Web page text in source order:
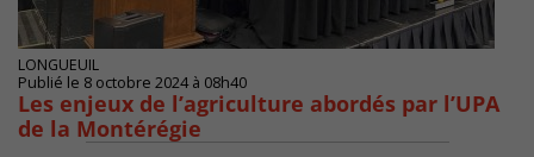
LONGUEUIL
Publié le 8 octobre 2024 à 08h40
Les enjeux de l’agriculture abordés par l’UPA
de la Montérégie